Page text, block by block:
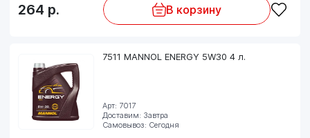
264 р. В корзину
7511 MANNOL ENERGY 5W30 4 л.
Арт: 7017
Доставим: Завтра
Самовывоз: Сегодня